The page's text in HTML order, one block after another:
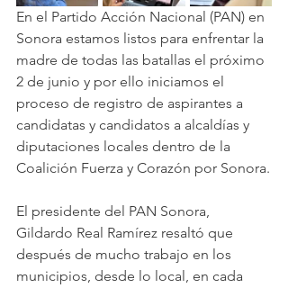
En el Partido Acción Nacional (PAN) en
Sonora estamos listos para enfrentar la
madre de todas las batallas el próximo
2 de junio y por ello iniciamos el
proceso de registro de aspirantes a
candidatas y candidatos a alcaldías y
diputaciones locales dentro de la
Coalición Fuerza y Corazón por Sonora.
El presidente del PAN Sonora,
Gildardo Real Ramírez resaltó que
después de mucho trabajo en los
municipios, desde lo local, en cada